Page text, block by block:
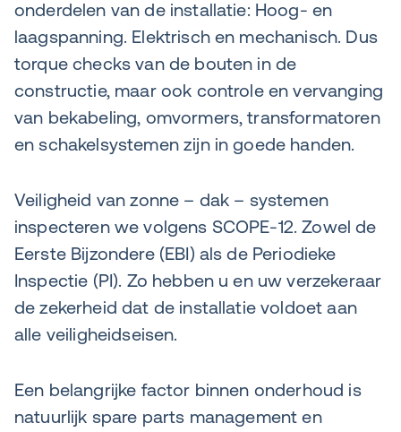
onderdelen van de installatie: Hoog- en
laagspanning. Elektrisch en mechanisch. Dus
torque checks van de bouten in de
constructie, maar ook controle en vervanging
van bekabeling, omvormers, transformatoren
en schakelsystemen zijn in goede handen.
Veiligheid van zonne – dak – systemen
inspecteren we volgens SCOPE-12. Zowel de
Eerste Bijzondere (EBI) als de Periodieke
Inspectie (PI). Zo hebben u en uw verzekeraar
de zekerheid dat de installatie voldoet aan
alle veiligheidseisen.
Een belangrijke factor binnen onderhoud is
natuurlijk spare parts management en